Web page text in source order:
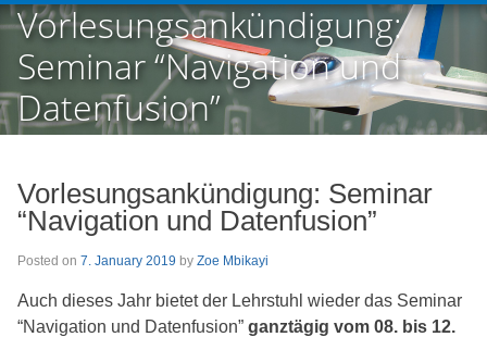
Vorlesungsankündigung:
Seminar “Navigation und
Datenfusion”
Vorlesungsankündigung: Seminar
“Navigation und Datenfusion”
Posted on 7. January 2019 by Zoe Mbikayi
Auch dieses Jahr bietet der Lehrstuhl wieder das Seminar
“Navigation und Datenfusion” ganztägig vom 08. bis 12.